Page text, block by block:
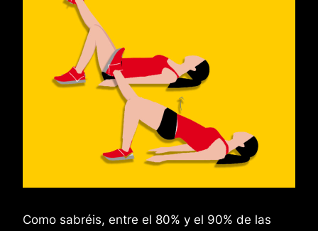
Como sabréis, entre el 80% y el 90% de las